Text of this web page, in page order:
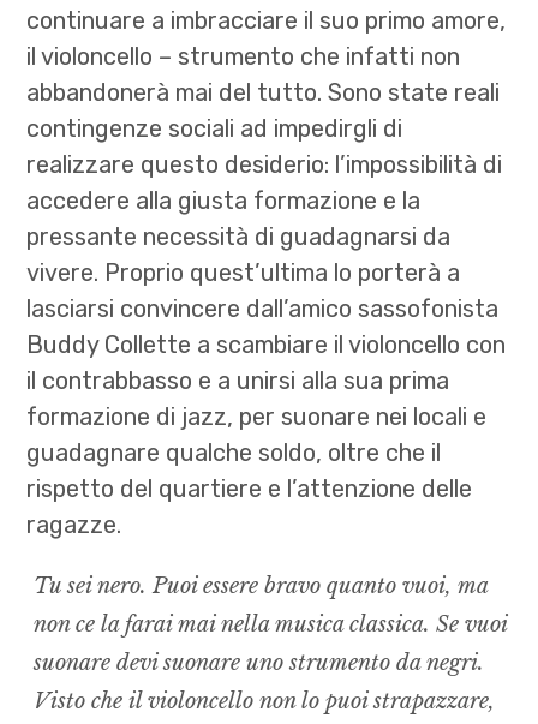
continuare a imbracciare il suo primo amore,
il violoncello – strumento che infatti non
abbandonerà mai del tutto. Sono state reali
contingenze sociali ad impedirgli di
realizzare questo desiderio: l’impossibilità di
accedere alla giusta formazione e la
pressante necessità di guadagnarsi da
vivere. Proprio quest’ultima lo porterà a
lasciarsi convincere dall’amico sassofonista
Buddy Collette a scambiare il violoncello con
il contrabbasso e a unirsi alla sua prima
formazione di jazz, per suonare nei locali e
guadagnare qualche soldo, oltre che il
rispetto del quartiere e l’attenzione delle
ragazze.
Tu sei nero. Puoi essere bravo quanto vuoi, ma
non ce la farai mai nella musica classica. Se vuoi
suonare devi suonare uno strumento da negri.
Visto che il violoncello non lo puoi strapazzare,